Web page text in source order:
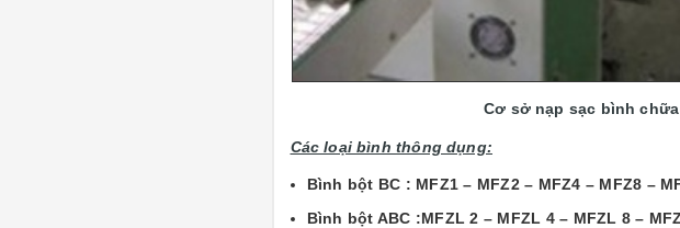
Cơ sở nạp sạc bình
Các loại bình thông dụng:
Bình bột BC : MFZ1 – MFZ2 – MFZ4 – MFZ8 –
Bình bột ABC :MFZL 2 – MFZL 4 – MFZL 8 –